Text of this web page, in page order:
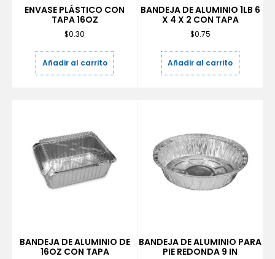
ENVASE PLÁSTICO CON
TAPA 16OZ
$0.30
Añadir al carrito
BANDEJA DE ALUMINIO 1LB 6
X 4 X 2 CON TAPA
$0.75
Añadir al carrito
BANDEJA DE ALUMINIO DE
16OZ CON TAPA
BANDEJA DE ALUMINIO PARA
PIE REDONDA 9 IN